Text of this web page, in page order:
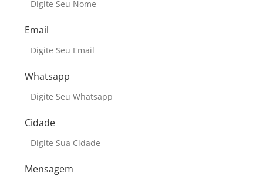
Email
Whatsapp
Cidade
Mensagem